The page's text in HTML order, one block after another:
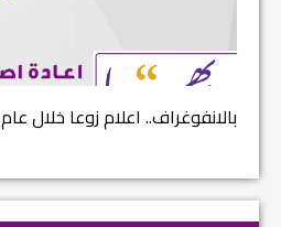
بالانفوغراف.. اعلام زوعا خلال عام 2017...